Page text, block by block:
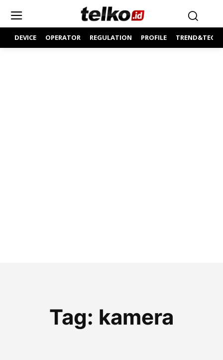
DEVICE OPERATOR REGULATION PROFILE
Tag: kamera